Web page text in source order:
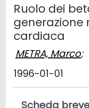
Ruolo dei
generazione
cardiaca
METRA, Marco;
1996-01-01
Scheda